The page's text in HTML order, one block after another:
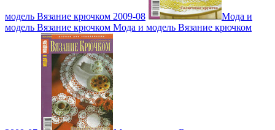
модель Вязание крючком 2009-08
Мода и
модель Вязание крючком Мода и модель Вязание крючком